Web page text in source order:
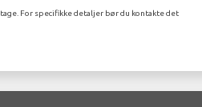
For specifikke detaljer bør du kontakte det